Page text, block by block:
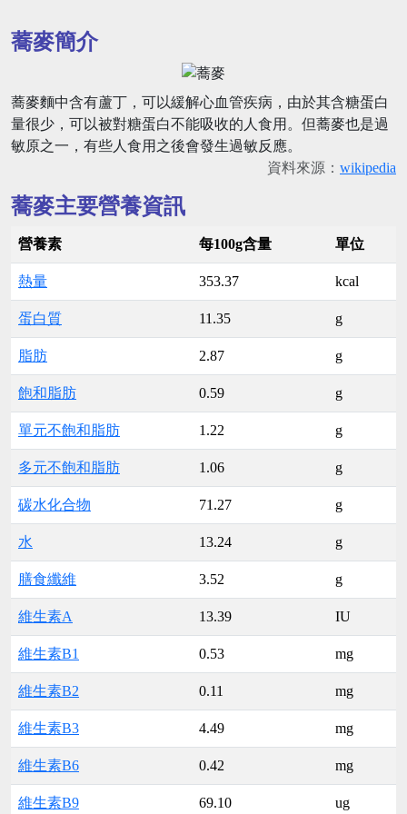
蕎麥簡介
蕎麥麵中含有蘆丁，可以緩解心血管疾病，由於其含糖蛋白
量很少，可以被對糖蛋白不能吸收的人食用。但蕎麥也是過
敏原之一，有些人食用之後會發生過敏反應。
資料來源： wikipedia
蕎麥主要營養資訊
營養素 每100g含量 單位
熱量 353.37 kcal
蛋白質 11.35 g
脂肪 2.87 g
飽和脂肪 0.59 g
單元不飽和脂肪 1.22 g
多元不飽和脂肪 1.06 g
碳水化合物 71.27 g
水 13.24 g
膳食纖維 3.52 g
維生素A 13.39 IU
維生素B1 0.53 mg
維生素B2 0.11 mg
維生素B3 4.49 mg
維生素B6 0.42 mg
維生素B9 69.10 ug